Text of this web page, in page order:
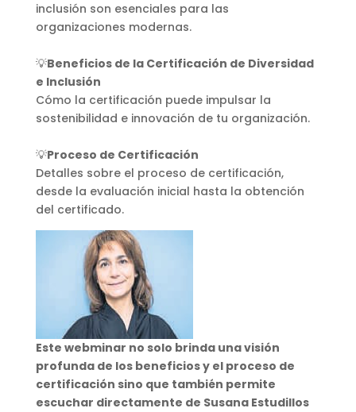
inclusión son esenciales para las
organizaciones modernas.
💡Beneficios de la Certificación de Diversidad
e Inclusión
Cómo la certificación puede impulsar la
sostenibilidad e innovación de tu organización.
💡Proceso de Certificación
Detalles sobre el proceso de certificación,
desde la evaluación inicial hasta la obtención
del certificado.
Este webminar no solo brinda una visión
profunda de los beneficios y el proceso de
certificación sino que también permite
escuchar directamente de Susana Estudillos